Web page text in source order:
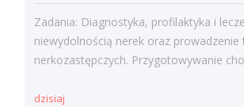
Zadania: Diagnostyka, profilaktyka i
niewydolnością nerek oraz prowadzenie
nerkozastępczych. Przygotowywanie
dzisiaj